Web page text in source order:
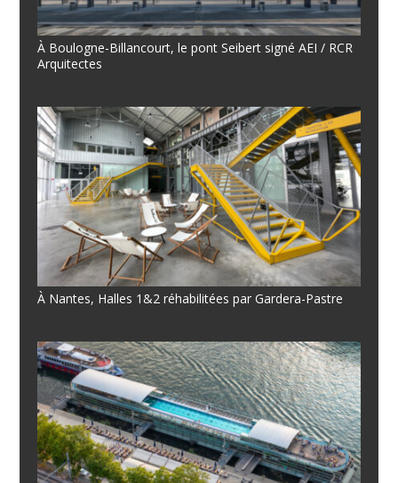
À Boulogne-Billancourt, le pont Seibert signé AEI / RCR
Arquitectes
À Nantes, Halles 1&2 réhabilitées par Gardera-Pastre